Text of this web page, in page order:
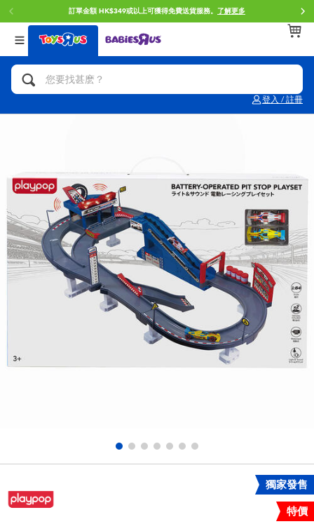
訂單金額 HK$349或以上可獲得免費送貨服務。 了解更多
登入 / 註冊
返回
分類目錄
人氣英雄,角色扮演,射擊玩具
玩具車,貨車,火車及遙控系列
手工藝,文具,蠟筆,泥膠,畫板
娃娃, 芭比,收藏公仔
戶外及運動用品
返回
品牌
Brunch Brother 早午餐兄弟
Mini Brands
Play-Doh培樂多
Pokemon寶可夢
返回
年齢
0~2歳
8~11歳
12~14歳
14歳以上
獨家發售
特價